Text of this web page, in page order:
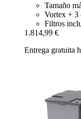
Tamaño
Vortex + 3
Filtros
1.814,99 €
Entrega gratuita